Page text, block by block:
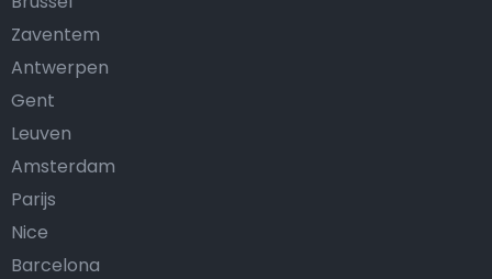
Zaventem
Antwerpen
Gent
Leuven
Amsterdam
Parijs
Nice
Barcelona